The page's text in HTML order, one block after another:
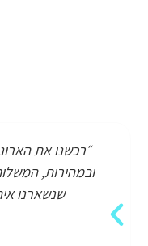
״רכשנו את
ובמהירות,
שנשארנו